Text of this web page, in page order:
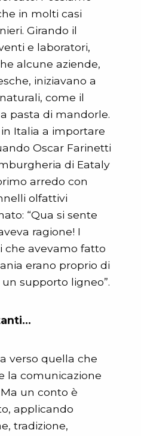
in molti casi
Girando il
e laboratori,
alcune aziende,
iniziavano a
come il
pasta di mandorle.
Italia a importare
Oscar Farinetti
di Eataly
arredo con
olfattivi
“Qua si sente
ragione! I
che avevamo fatto
erano proprio di
supporto ligneo”.
verso quella che
la comunicazione
un conto è
applicando
tradizione,